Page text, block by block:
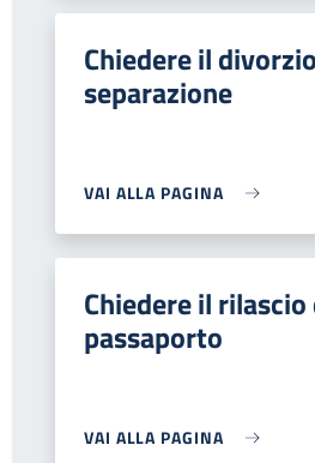
Chiedere il
separazione
VAI ALLA PAGINA
Chiedere il rilascio
passaporto
VAI ALLA PAGINA